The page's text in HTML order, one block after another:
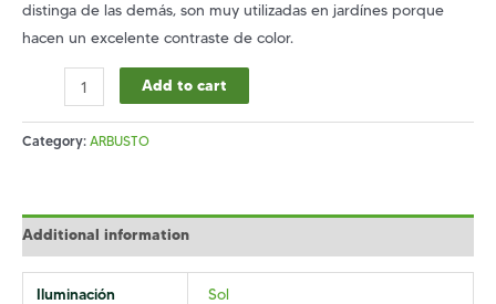
distinga de las demás, son muy utilizadas en jardínes porque
hacen un excelente contraste de color.
quantity
Add to cart
Category: ARBUSTO
Additional information
Iluminación Sol